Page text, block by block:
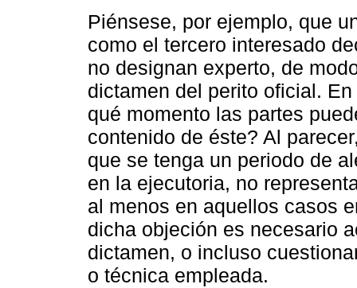
Piénsese, por ejemplo, que
como el tercero interesado
no designan experto, de
dictamen del perito oficial.
qué momento las partes
contenido de éste? Al
que se tenga un periodo de
en la ejecutoria, no
al menos en aquellos casos
dicha objeción es necesario
dictamen, o incluso
o técnica empleada.